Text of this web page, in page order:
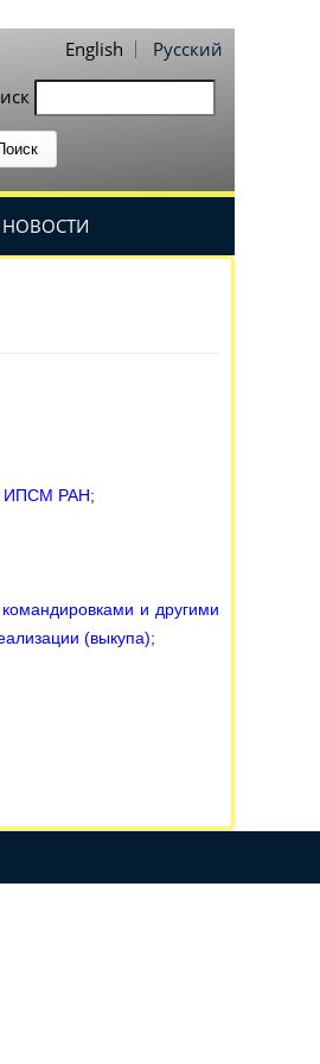
English
Русский
НОВОСТИ
ИПСМ РАН;
и другими
(выкупа);